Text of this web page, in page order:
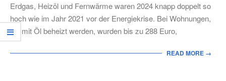
Erdgas, Heizöl und Fernwärme waren 2024 knapp doppelt so
hoch wie im Jahr 2021 vor der Energiekrise. Bei Wohnungen,
die mit Öl beheizt werden, wurden bis zu 288 Euro,
READ MORE →